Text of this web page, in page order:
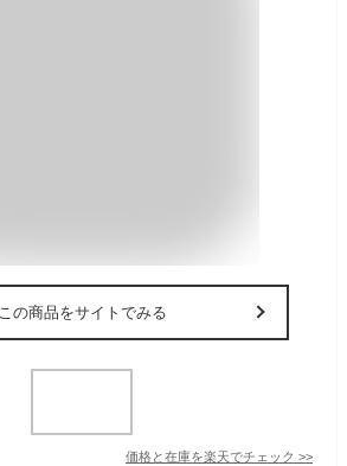
この商品をサイトでみる
価格と在庫を楽天でチェック >>